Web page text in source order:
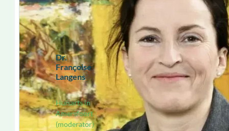
Dr.
Françoise
Langens
Huisarts in
Amersfoort
(moderator)